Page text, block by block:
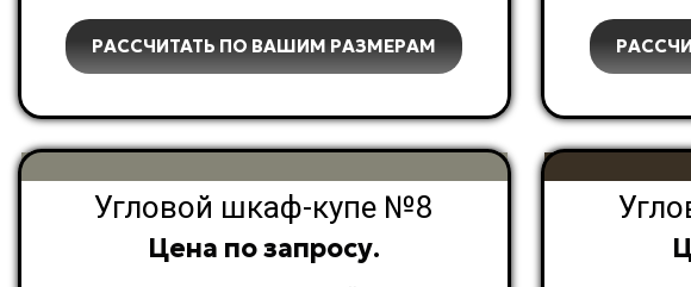
РАССЧИТАТЬ ПО ВАШИМ РАЗМЕРАМ
Угловой шкаф-купе №8
Цена по запросу.